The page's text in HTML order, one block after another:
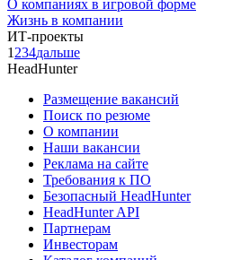
О компаниях в игровой форме
Жизнь в компании
ИТ-проекты
1 234дальше
HeadHunter
Размещение вакансий
Поиск по резюме
О компании
Наши вакансии
Реклама на сайте
Требования к ПО
Безопасный HeadHunter
HeadHunter API
Партнерам
Инвесторам